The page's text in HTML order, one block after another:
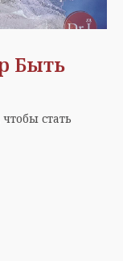
Быть
стать